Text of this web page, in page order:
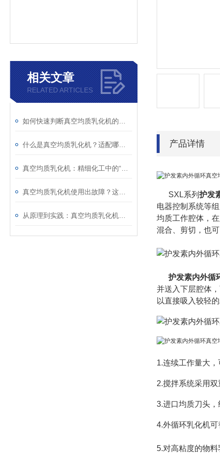
相关文章
RELATED ARTICLES
产品详情
SXL系列 护发
电器控制系统等
均质工作腔体，
混合、剪切，也
护发素内外循
并送入下层腔体
以直接吸入较轻
1.连续工作量大，
2.搅拌系统采用
3.进口均质刀头
4.外循环乳化机
5.对高粘度的物